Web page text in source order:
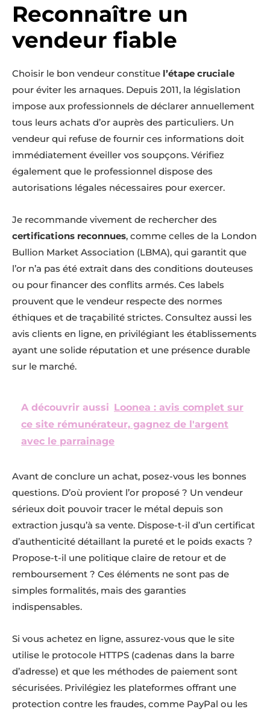
Reconnaître un
vendeur fiable
Choisir le bon vendeur constitue l’étape cruciale
pour éviter les arnaques. Depuis 2011, la législation
impose aux professionnels de déclarer annuellement
tous leurs achats d’or auprès des particuliers. Un
vendeur qui refuse de fournir ces informations doit
immédiatement éveiller vos soupçons. Vérifiez
également que le professionnel dispose des
autorisations légales nécessaires pour exercer.
Je recommande vivement de rechercher des
certifications reconnues, comme celles de la London
Bullion Market Association (LBMA), qui garantit que
l’or n’a pas été extrait dans des conditions douteuses
ou pour financer des conflits armés. Ces labels
prouvent que le vendeur respecte des normes
éthiques et de traçabilité strictes. Consultez aussi les
avis clients en ligne, en privilégiant les établissements
ayant une solide réputation et une présence durable
sur le marché.
A découvrir aussi Loonea : avis complet sur
ce site rémunérateur, gagnez de l'argent
avec le parrainage
Avant de conclure un achat, posez-vous les bonnes
questions. D’où provient l’or proposé ? Un vendeur
sérieux doit pouvoir tracer le métal depuis son
extraction jusqu’à sa vente. Dispose-t-il d’un certificat
d’authenticité détaillant la pureté et le poids exacts ?
Propose-t-il une politique claire de retour et de
remboursement ? Ces éléments ne sont pas de
simples formalités, mais des garanties
indispensables.
Si vous achetez en ligne, assurez-vous que le site
utilise le protocole HTTPS (cadenas dans la barre
d’adresse) et que les méthodes de paiement sont
sécurisées. Privilégiez les plateformes offrant une
protection contre les fraudes, comme PayPal ou les